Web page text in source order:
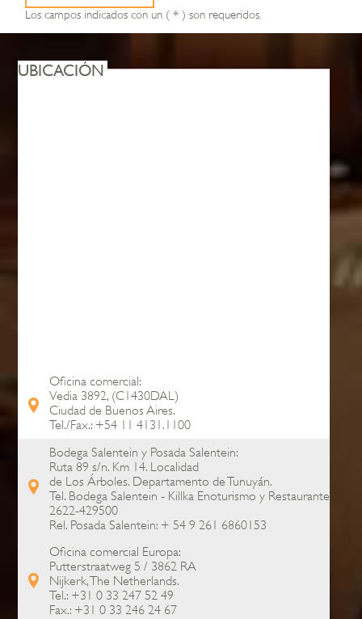
Los campos indicados con un ( * ) son requeridos.
UBICACIÓN
Oficina comercial:
Vedia 3892, (C1430DAL)
Ciudad de Buenos Aires.
Tel./Fax.: +54 11 4131.1100
Bodega Salentein y Posada Salentein:
Ruta 89 s/n. Km 14. Localidad
de Los Árboles. Departamento de Tunuyán.
Tel. Bodega Salentein - Killka Enoturismo y Restaurante:
2622-429500
Rel. Posada Salentein: + 54 9 261 6860153
Oficina comercial Europa:
Putterstraatweg 5 / 3862 RA
Nijkerk, The Netherlands.
Tel.: +31 0 33 247 52 49
Fax.: +31 0 33 246 24 67